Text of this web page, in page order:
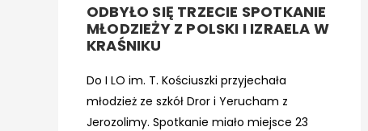
ODBYŁO SIĘ TRZECIE SPOTKANIE
MŁODZIEŻY Z POLSKI I IZRAELA W
KRAŚNIKU
Do I LO im. T. Kościuszki przyjechała
młodzież ze szkół Dror i Yerucham z
Jerozolimy. Spotkanie miało miejsce 23